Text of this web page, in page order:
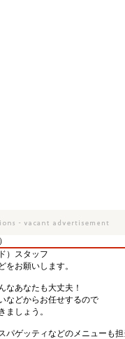
）スタッフ
をお願いします。
なあなたも大丈夫！
などからお任せするので
ましょう。
パゲッティなどのメニューも担